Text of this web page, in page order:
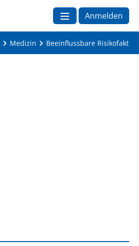
Anmelden
Medizin Beeinflussbare